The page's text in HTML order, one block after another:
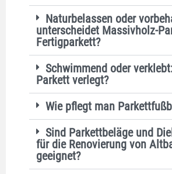
Naturbelassen oder
unterscheidet Massivholz-
Fertigparkett?
Schwimmend oder
Parkett verlegt?
Wie pflegt man
Sind Parkettbeläge und
für die Renovierung von
geeignet?